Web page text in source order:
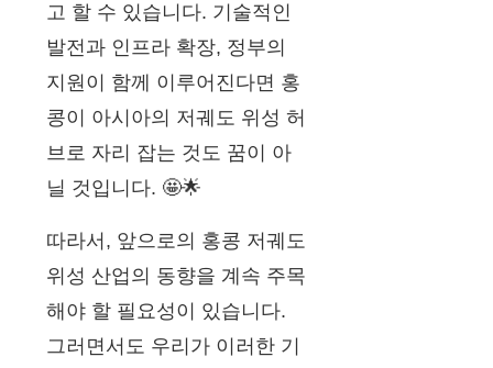
고 할 수 있습니다. 기술적인
발전과 인프라 확장, 정부의
지원이 함께 이루어진다면 홍
콩이 아시아의 저궤도 위성 허
브로 자리 잡는 것도 꿈이 아
닐 것입니다. 🤩🌟
따라서, 앞으로의 홍콩 저궤도
위성 산업의 동향을 계속 주목
해야 할 필요성이 있습니다.
그러면서도 우리가 이러한 기